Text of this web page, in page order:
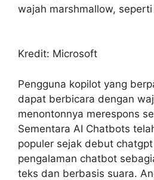
wajah marshmallow, seperti
Kredit: Microsoft
Pengguna kopilot yang
dapat berbicara dengan
menontonnya merespons
Sementara AI Chatbots
populer sejak debut
pengalaman chatbot
teks dan berbasis suara.